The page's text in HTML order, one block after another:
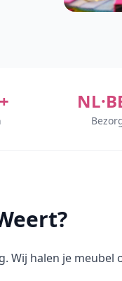
Wij halen je